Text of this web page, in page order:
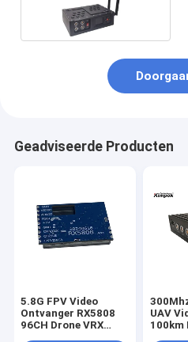
Geadviseerde Producten
5.8G FPV Video
Ontvanger RX5808
96CH Drone VRX
UAV
100km